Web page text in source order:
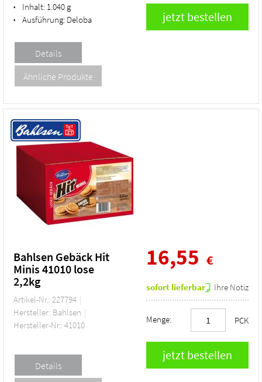
• Inhalt: 1.040 g
• Ausführung: Deloba
Bahlsen Gebäck Hit
Minis 41010 lose
2,2kg
Artikel-Nr.: 227794
Hersteller: Bahlsen
Hersteller-Nr.: 41010
16,55 €
sofort lieferbar Ihre Notiz
Menge: PCK